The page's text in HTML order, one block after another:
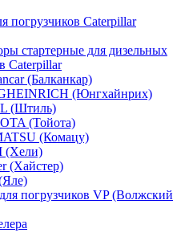
погрузчиков Caterpillar
стартерные для дизельных
Caterpillar
(Балканкар)
(Юнгхайнрих)
(Штиль)
(Тойота)
(Комацу)
(Хели)
(Хайстер)
погрузчиков VP (Волжский